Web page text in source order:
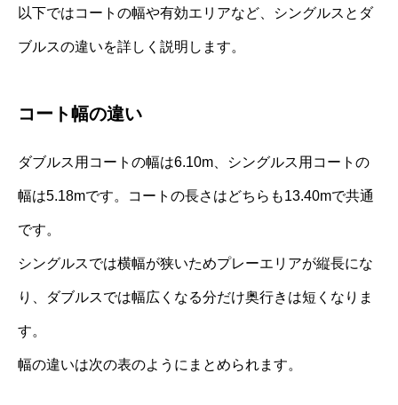
以下ではコートの幅や有効エリアなど、シングルスとダ
ブルスの違いを詳しく説明します。
コート幅の違い
ダブルス用コートの幅は6.10m、シングルス用コートの
幅は5.18mです。コートの長さはどちらも13.40mで共通
です。
シングルスでは横幅が狭いためプレーエリアが縦長にな
り、ダブルスでは幅広くなる分だけ奥行きは短くなりま
す。
幅の違いは次の表のようにまとめられます。